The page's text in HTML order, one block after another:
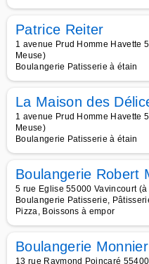
Patrice Reiter
1 avenue Prud Homme Havette
Meuse)
Boulangerie Patisserie à étain
La Maison des
1 avenue Prud Homme Havette
Meuse)
Boulangerie Patisserie à étain
Boulangerie Robert
5 rue Eglise 55000 Vavincourt
Boulangerie Patisserie,
Pizza, Boissons à empor
Boulangerie Monnier
13 rue Raymond Poincaré